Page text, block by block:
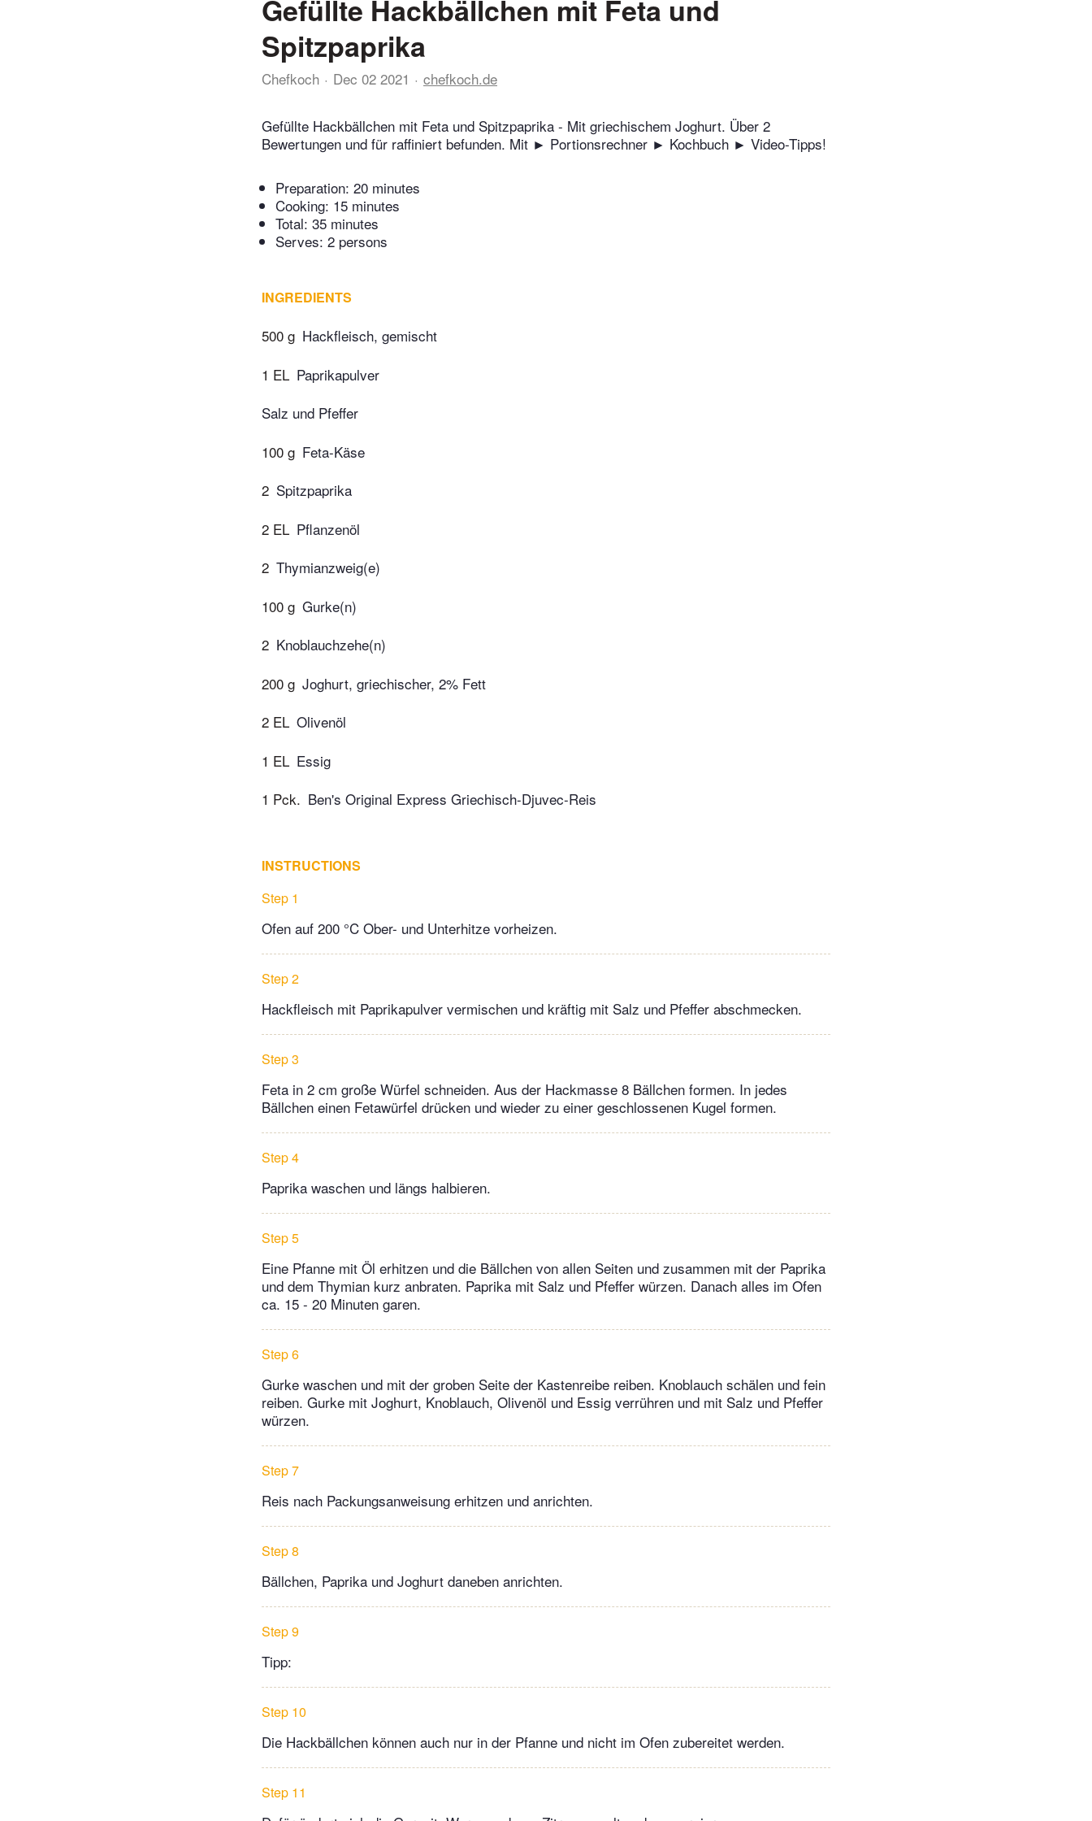
Gefüllte Hackbällchen mit Feta und
Spitzpaprika
Chefkoch Dec 02 2021 chefkoch.de
Gefüllte Hackbällchen mit Feta und Spitzpaprika - Mit griechischem Joghurt. Über 2
Bewertungen und für raffiniert befunden. Mit ► Portionsrechner ► Kochbuch ► Video-Tipps!
Preparation: 20 minutes
Cooking: 15 minutes
Total: 35 minutes
Serves: 2 persons
INGREDIENTS
500 g Hackfleisch, gemischt
1 EL Paprikapulver
Salz und Pfeffer
100 g Feta-Käse
2 Spitzpaprika
2 EL Pflanzenöl
2 Thymianzweig(e)
100 g Gurke(n)
2 Knoblauchzehe(n)
200 g Joghurt, griechischer, 2% Fett
2 EL Olivenöl
1 EL Essig
1 Pck. Ben's Original Express Griechisch-Djuvec-Reis
INSTRUCTIONS
Step 1
Ofen auf 200 °C Ober- und Unterhitze vorheizen.
Step 2
Hackfleisch mit Paprikapulver vermischen und kräftig mit Salz und Pfeffer abschmecken.
Step 3
Feta in 2 cm große Würfel schneiden. Aus der Hackmasse 8 Bällchen formen. In jedes
Bällchen einen Fetawürfel drücken und wieder zu einer geschlossenen Kugel formen.
Step 4
Paprika waschen und längs halbieren.
Step 5
Eine Pfanne mit Öl erhitzen und die Bällchen von allen Seiten und zusammen mit der Paprika
und dem Thymian kurz anbraten. Paprika mit Salz und Pfeffer würzen. Danach alles im Ofen
ca. 15 - 20 Minuten garen.
Step 6
Gurke waschen und mit der groben Seite der Kastenreibe reiben. Knoblauch schälen und fein
reiben. Gurke mit Joghurt, Knoblauch, Olivenöl und Essig verrühren und mit Salz und Pfeffer
würzen.
Step 7
Reis nach Packungsanweisung erhitzen und anrichten.
Step 8
Bällchen, Paprika und Joghurt daneben anrichten.
Step 9
Tipp:
Step 10
Die Hackbällchen können auch nur in der Pfanne und nicht im Ofen zubereitet werden.
Step 11